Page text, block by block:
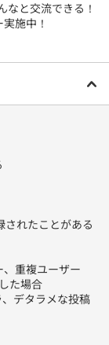
なと交流できる！
施中！
れたことがある
、重複ユーザー
た場合
デタラメな投稿